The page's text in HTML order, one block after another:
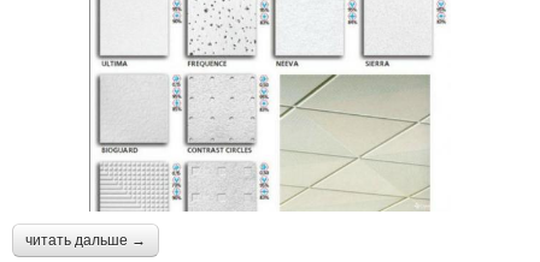
читать дальше →